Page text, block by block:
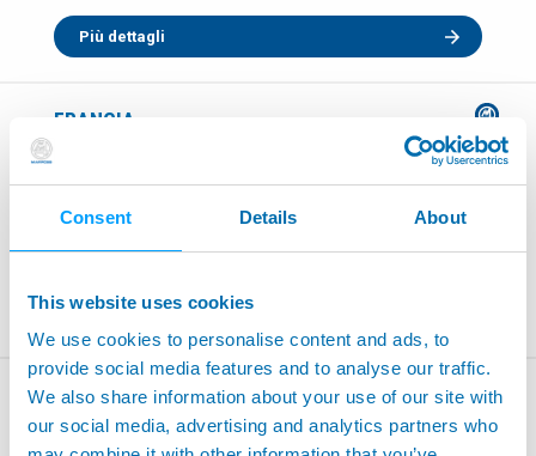
Consent Details About
This website uses cookies
We use cookies to personalise content and ads, to
provide social media features and to analyse our traffic.
We also share information about your use of our site with
our social media, advertising and analytics partners who
Più dettagli
FRANCIA
Fax: +33 4 72318099
Più dettagli
GERMANIA
MARPOSS GMBH - HEAD OFFICE